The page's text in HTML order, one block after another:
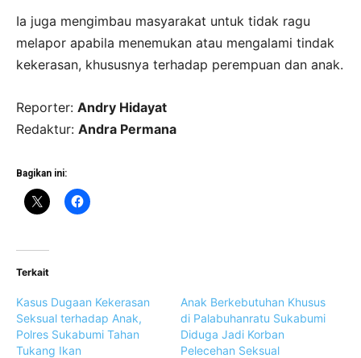
Ia juga mengimbau masyarakat untuk tidak ragu
melapor apabila menemukan atau mengalami tindak
kekerasan, khususnya terhadap perempuan dan anak.
Reporter: Andry Hidayat
Redaktur: Andra Permana
Bagikan ini:
Terkait
Kasus Dugaan Kekerasan
Seksual terhadap Anak,
Polres Sukabumi Tahan
Tukang Ikan
Anak Berkebutuhan Khusus
di Palabuhanratu Sukabumi
Diduga Jadi Korban
Pelecehan Seksual